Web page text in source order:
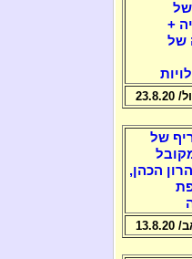
של
+
של
של
הכהן,